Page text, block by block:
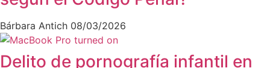
Bárbara Antich 08/03/2026
Delito de pornografía infantil en